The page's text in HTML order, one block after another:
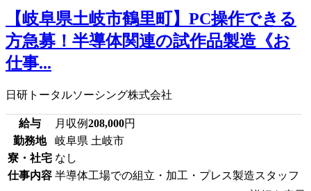
【岐阜県土岐市鶴里町】PC操作できる
方急募！半導体関連の試作品製造《お
仕事...
日研トータルソーシング株式会社
給与 月収例208,000円
勤務地
岐阜県 土岐市
寮・社宅 なし
仕事内容 半導体工場での組立・加工・プレス製造スタッフ